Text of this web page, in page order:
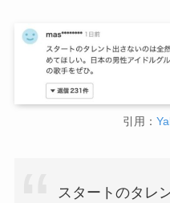
引用：
スタートのタレ